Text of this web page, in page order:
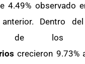
4.49% observado
anterior. Dentro
de
crecieron 9.73%